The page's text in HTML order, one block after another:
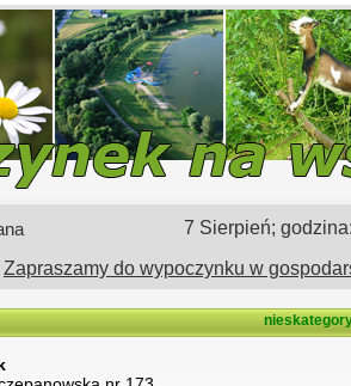
7 Sierpień; godzina:
Zapraszamy do wypoczynku w